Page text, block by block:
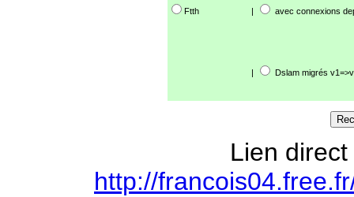
Ftth | avec connexions
| Dslam migrés
Lien
http://